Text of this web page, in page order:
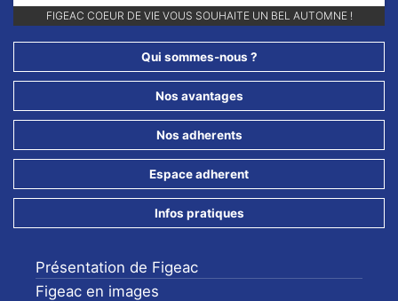
FIGEAC COEUR DE VIE VOUS SOUHAITE UN BEL AUTOMNE !
RETROUVEZ-NOUS SUR NOS RÉSEAUX SOCIAUX ET ABONNEZ-VOUS
POUR NE RIEN LOUPER DE NOS ANIMATIONS !!
Qui sommes-nous ?
Nos avantages
Nos adherents
Espace adherent
Infos pratiques
Présentation de Figeac
Figeac en images